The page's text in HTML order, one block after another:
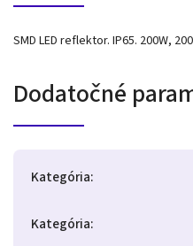
SMD LED reflektor. IP65. 200W,
Dodatočné
Kategória:
Kategória: